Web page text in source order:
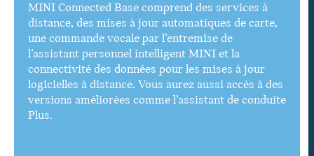
MINI Connected Base comprend des services à
distance, des mises à jour automatiques de carte,
une commande vocale par l’entremise de
l’assistant personnel intelligent MINI et la
connectivité des données pour les mises à jour
logicielles à distance. Vous aurez aussi accès à des
versions améliorées comme l’assistant de conduite
Plus.